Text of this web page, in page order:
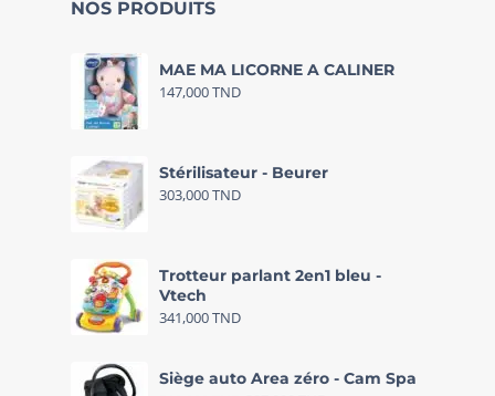
NOS PRODUITS
MAE MA LICORNE A CALINER
147,000TND
Stérilisateur - Beurer
303,000TND
Trotteur parlant 2en1 bleu -
Vtech
341,000TND
Siège auto Area zéro - Cam Spa